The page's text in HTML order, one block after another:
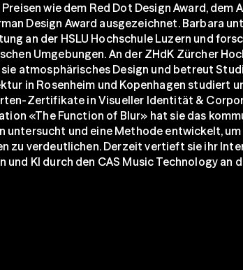
wie dem Red Dot Design Award, dem
Design Award ausgezeichnet. Barbara
an der HSLU Hochschule Luzern und
Umgebungen. An der ZHdK Zürcher
atmosphärisches Design und betreut
in Rosenheim und Kopenhagen studiert
Zertifikate in Visueller Identität &
«The Function of Blur» hat sie das
untersucht und eine Methode entwickelt,
zu verdeutlichen. Derzeit vertieft sie ihr
und KI durch den CAS Music Technology an